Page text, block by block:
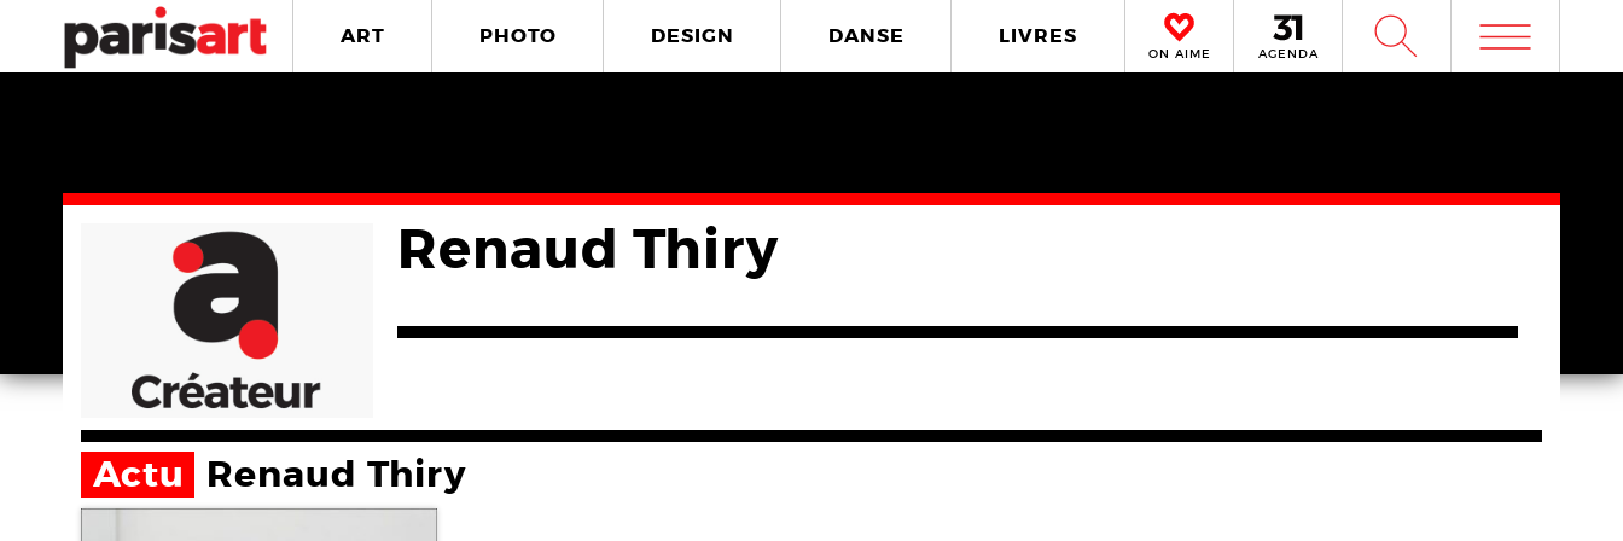
ART PHOTO DESIGN DANSE LIVRES
ON AIME AGENDA W m
Renaud Thiry
Actu Renaud Thiry